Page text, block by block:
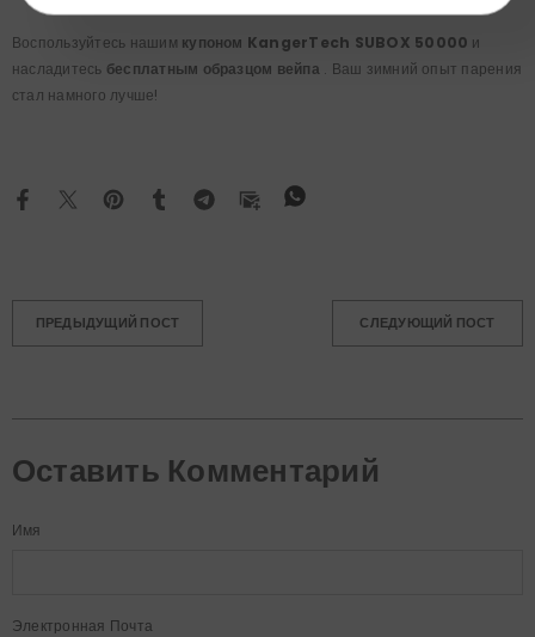
Воспользуйтесь нашим купоном KangerTech SUBOX 50000 и
насладитесь бесплатным образцом вейпа. Ваш зимний опыт парения
стал намного лучше!
ПРЕДЫДУЩИЙ ПОСТ СЛЕДУЮЩИЙ ПОСТ
Оставить Комментарий
Имя
Электронная Почта